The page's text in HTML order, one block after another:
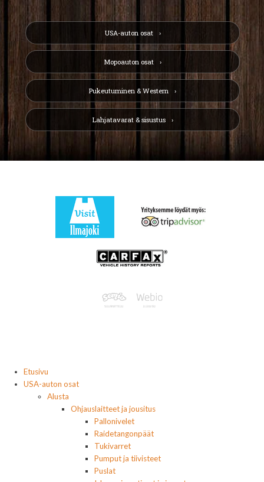
USA-auton osat
Mopoauton osat
Pukeutuminen & Western
Lahjatavarat & sisustus
Etusivu
USA-auton osat
Alusta
Ohjauslaitteet ja jousitus
Pallonivelet
Raidetangonpäät
Tukivarret
Pumput ja tiivisteet
Puslat